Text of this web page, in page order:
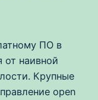
ПО в
от наивной
Крупные
open